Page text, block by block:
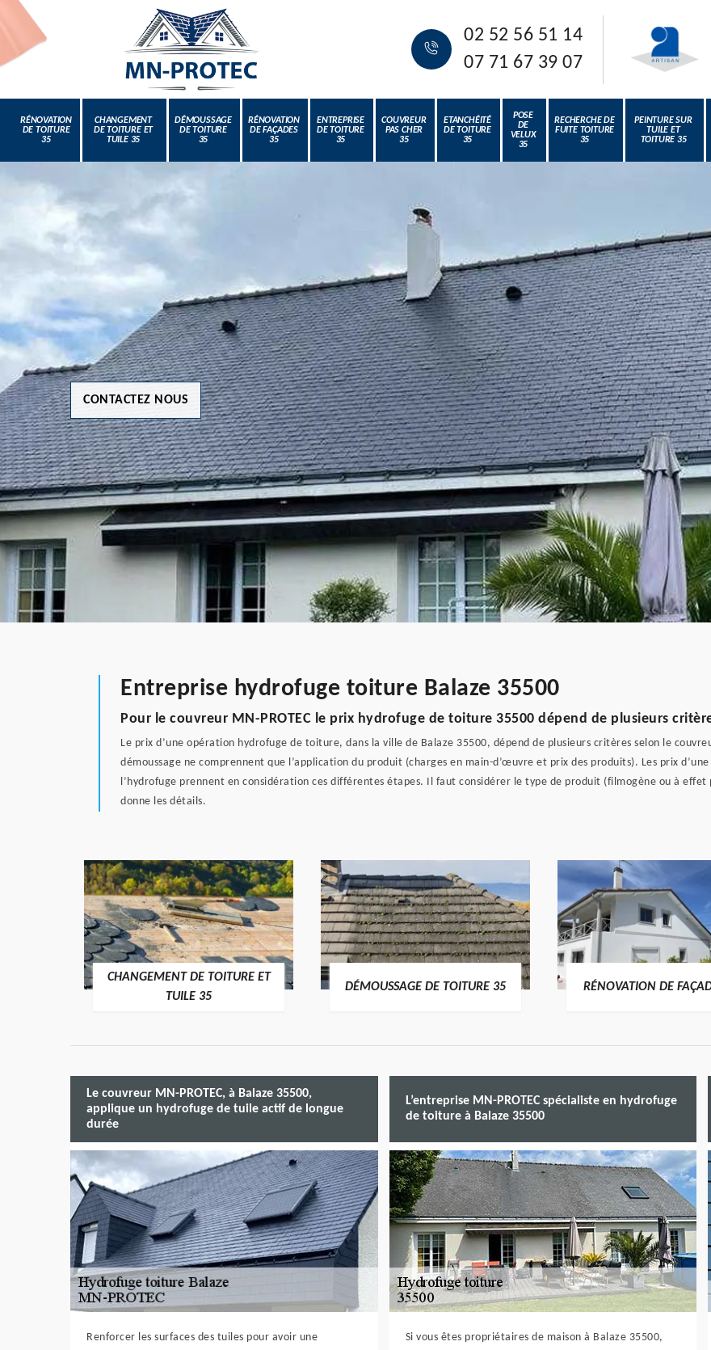
02 52 56 51 14
07 71 67 39 07
RÉNOVATION
DE TOITURE
35
CHANGEMENT
DE TOITURE ET
TUILE 35
DÉMOUSSAGE
DE TOITURE
35
RÉNOVATION
DE FAÇADES
35
ENTREPRISE
DE TOITURE
35
COUVREUR
PAS CHER
35
ETANCHÉITÉ
DE TOITURE
35
POSE
DE
VELUX
35
RECHERCHE DE
FUITE TOITURE
35
PEINTURE SUR
TUILE ET
TOITURE 35
CONTACTEZ NOUS
Entreprise hydrofuge toiture Balaze 35500
Pour le couvreur MN-PROTEC le prix hydrofuge de toiture 35500 dépend de plusieurs
Le prix d’une opération hydrofuge de toiture, dans la ville de Balaze 35500, dépend de plusieurs critères selon le
démoussage ne comprennent que l’application du produit (charges en main-d’œuvre et prix des produits). Les prix
l’hydrofuge prennent en considération ces différentes étapes. Il faut considérer le type de produit (filmogène ou à
donne les détails.
CHANGEMENT DE TOITURE ET
TUILE 35
DÉMOUSSAGE DE TOITURE 35 RÉNOVATION DE
Le couvreur MN-PROTEC, à Balaze 35500,
applique un hydrofuge de tuile actif de longue
durée
Renforcer les surfaces des tuiles pour avoir une
L’entreprise MN-PROTEC spécialiste en hydrofuge
de toiture à Balaze 35500
Si vous êtes propriétaires de maison à Balaze 35500,